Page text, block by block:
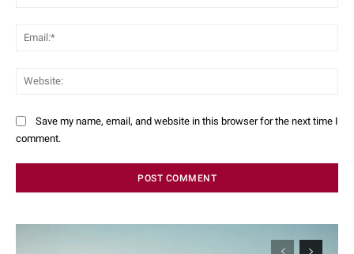
Save my name, email, and website in this browser for the next time I
comment.